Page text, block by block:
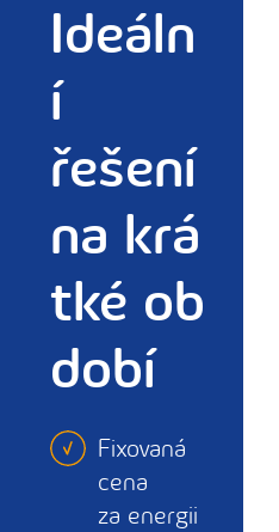
Ideáln
í
řešení
na krá
tké ob
dobí
Fixovaná
cena
za energii